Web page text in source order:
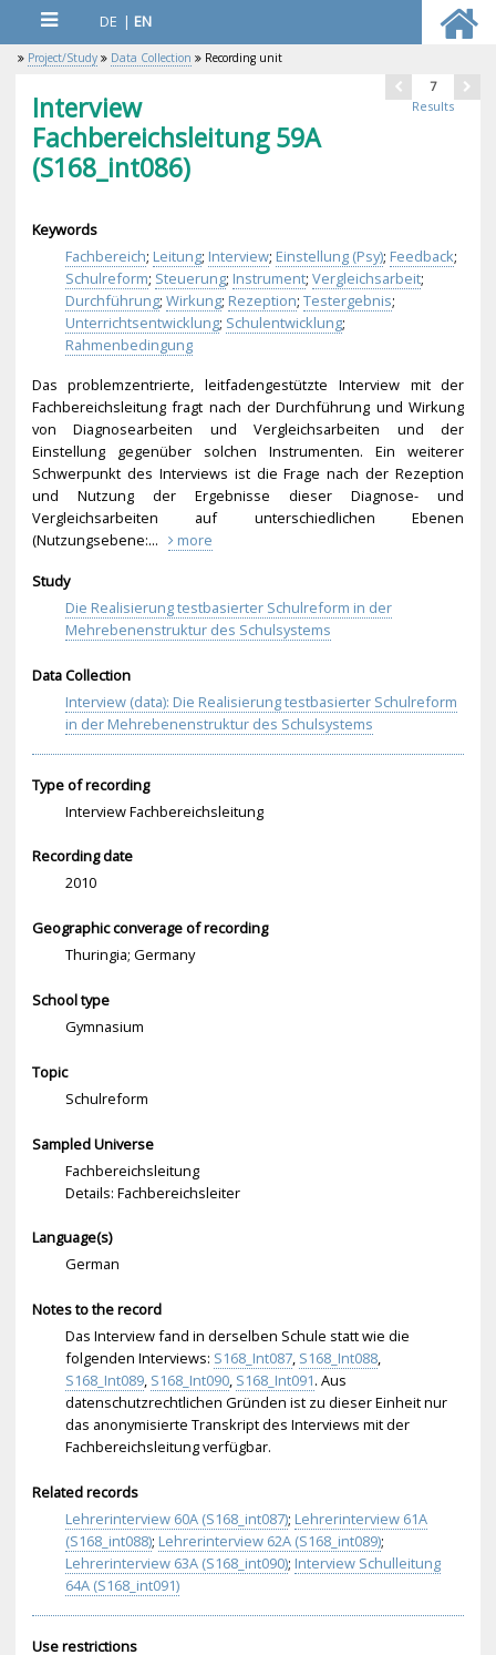
DE | EN
Project/Study Data Collection Recording unit
7
Results
Interview
Fachbereichsleitung 59A
(S168_int086)
Keywords
Fachbereich; Leitung; Interview; Einstellung (Psy); Feedback;
Schulreform; Steuerung; Instrument; Vergleichsarbeit;
Durchführung; Wirkung; Rezeption; Testergebnis;
Unterrichtsentwicklung; Schulentwicklung;
Rahmenbedingung
Das problemzentrierte, leitfadengestützte Interview mit der
Fachbereichsleitung fragt nach der Durchführung und Wirkung
von Diagnosearbeiten und Vergleichsarbeiten und der
Einstellung gegenüber solchen Instrumenten. Ein weiterer
Schwerpunkt des Interviews ist die Frage nach der Rezeption
und Nutzung der Ergebnisse dieser Diagnose- und
Vergleichsarbeiten auf unterschiedlichen Ebenen
(Nutzungsebene:...
more
Study
Die Realisierung testbasierter Schulreform in der
Mehrebenenstruktur des Schulsystems
Data Collection
Interview (data): Die Realisierung testbasierter Schulreform
in der Mehrebenenstruktur des Schulsystems
Type of recording
Interview Fachbereichsleitung
Recording date
2010
Geographic converage of recording
Thuringia; Germany
School type
Gymnasium
Topic
Schulreform
Sampled Universe
Fachbereichsleitung
Details: Fachbereichsleiter
Language(s)
German
Notes to the record
Das Interview fand in derselben Schule statt wie die
folgenden Interviews: S168_Int087, S168_Int088,
S168_Int089, S168_Int090, S168_Int091. Aus
datenschutzrechtlichen Gründen ist zu dieser Einheit nur
das anonymisierte Transkript des Interviews mit der
Fachbereichsleitung verfügbar.
Related records
Lehrerinterview 60A (S168_int087); Lehrerinterview 61A
(S168_int088); Lehrerinterview 62A (S168_int089);
Lehrerinterview 63A (S168_int090); Interview Schulleitung
64A (S168_int091)
Use restrictions